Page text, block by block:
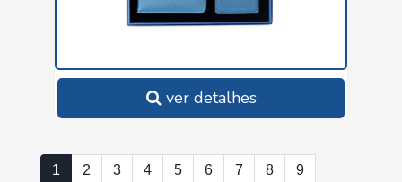
ver detalhes
1 2 3 4 5 6 7 8 9